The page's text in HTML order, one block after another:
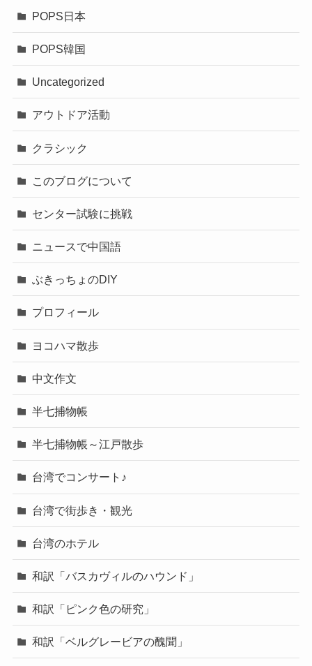
POPS日本
POPS韓国
Uncategorized
アウトドア活動
クラシック
このブログについて
センター試験に挑戦
ニュースで中国語
ぶきっちょのDIY
プロフィール
ヨコハマ散歩
中文作文
半七捕物帳
半七捕物帳～江戸散歩
台湾でコンサート♪
台湾で街歩き・観光
台湾のホテル
和訳「バスカヴィルのハウンド」
和訳「ピンク色の研究」
和訳「ベルグレービアの醜聞」